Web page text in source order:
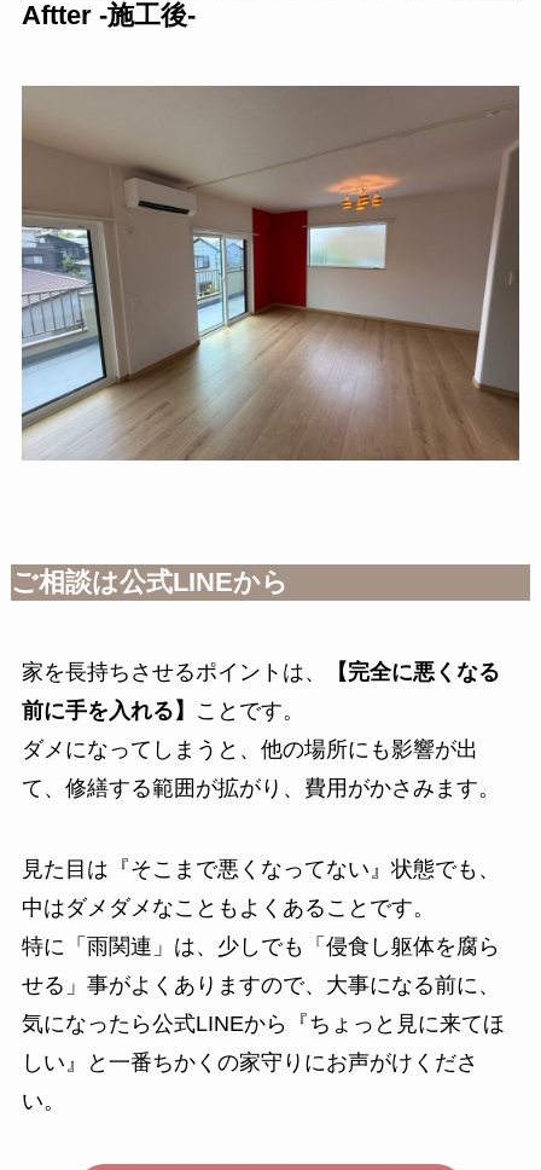
Aftter -施工後-
ご相談は公式LINEから
家を長持ちさせるポイントは、
【完全に悪くなる
前に手を入れる】
ことです。
ダメになってしまうと、他の場所にも影響が出
て、修繕する範囲が拡がり、費用がかさみます。
見た目は『そこまで悪くなってない』状態でも、
中はダメダメなこともよくあることです。
特に「雨関連」は、少しでも「侵食し躯体を腐ら
せる」事がよくありますので、大事になる前に、
気になったら公式LINEから『ちょっと見に来てほ
しい』と一番ちかくの家守りにお声がけくださ
い。